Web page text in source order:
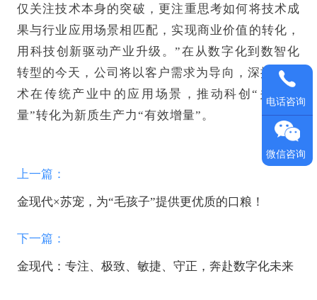
仅关注技术本身的突破，更注重思考如何将技术成
果与行业应用场景相匹配，实现商业价值的转化，
用科技创新驱动产业升级。”在从数字化到数智化
转型的今天，公司将以客户需求为导向，深挖AI技
术在传统产业中的应用场景，推动科创“关键变
量”转化为新质生产力“有效增量”。
上一篇：
金现代×苏宠，为“毛孩子”提供更优质的口粮！
下一篇：
金现代：专注、极致、敏捷、守正，奔赴数字化未来
电话咨询
微信咨询